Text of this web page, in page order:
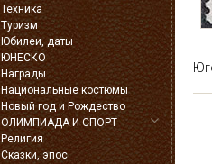
Техника
Туризм
Юбилеи, даты
ЮНЕСКО
Награды
Национальные костюмы
Новый год и Рождество
ОЛИМПИАДА И СПОРТ
Религия
Сказки, эпос